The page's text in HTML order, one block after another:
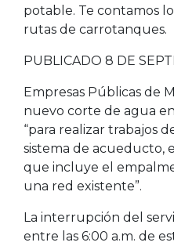
potable. Te contamos
rutas de carrotanques.
PUBLICADO 8 DE
Empresas Públicas de
nuevo corte de agua
“para realizar trabajos
sistema de acueducto,
que incluye el
una red existente”.
La interrupción del
entre las 6:00 a.m. de